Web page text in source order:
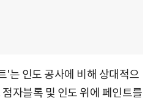
'는 인도 공사에 비해 상대적으
자블록 및 인도 위에 페인트를